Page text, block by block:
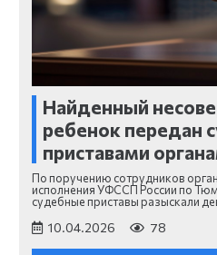
Найденный
ребенок передан
приставами
По поручению сотрудников
исполнения УФССП России по
судебные приставы разыскали
10.04.2026 78